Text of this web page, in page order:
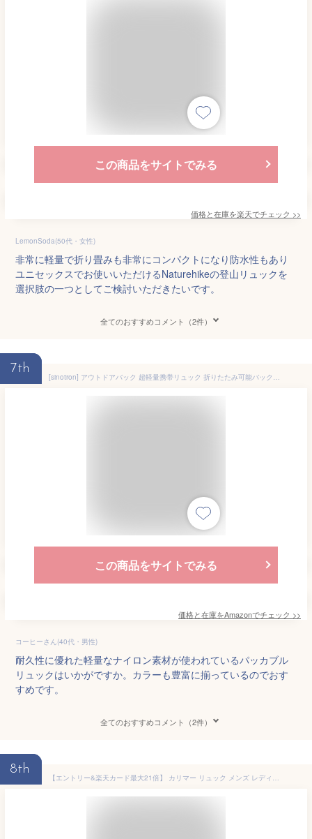
この商品をサイトでみる
価格と在庫を楽天でチェック >>
LemonSoda(50代・女性)
非常に軽量で折り畳みも非常にコンパクトになり防水性もあり
ユニセックスでお使いいただけるNaturehikeの登山リュックを
選択肢の一つとしてご検討いただきたいです。
全てのおすすめコメント（2件）
7th
[sinotron] アウトドアバック 超軽量携帯リュック 折りたたみ可能バックパック 耐久性のある 22L大容量 収納性 マルチカラー 休暇、学校、キャンプ、ショッピングなど様々なシーンで適用
この商品をサイトでみる
価格と在庫をAmazonでチェック >>
コーヒーさん(40代・男性)
耐久性に優れた軽量なナイロン素材が使われているパッカブル
リュックはいかがですか。カラーも豊富に揃っているのでおす
すめです。
全てのおすすめコメント（2件）
8th
【エントリー&楽天カード最大21倍】 カリマー リュック メンズ レディース karrimor 小さめ 通勤 50代 大人 軽量 軽い おしゃれ ブランド アウトドア 旅行 リュックサック デイパック バッグ パッカブル 折り畳み ナイロン B5 18L mars panel load 18 501074